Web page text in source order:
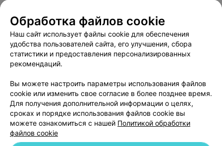
Пользовательское соглашение
Способы оплаты
Вакансии
Партнеры
Написать руководителю 103.by
Обработка персональных данных
Обработка файлов cookie
Наш сайт использует файлы cookie для обеспечения
удобства пользователей сайта, его улучшения, сбора
статистики и предоставления персонализированных
рекомендаций.
Вы можете настроить параметры использования файлов
cookie или изменить свое согласие в более позднее время.
Для получения дополнительной информации о целях,
сроках и порядке использования файлов cookie вы
можете ознакомиться с нашей Политикой обработки
файлов cookie